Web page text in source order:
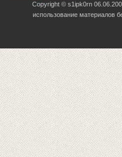
Copyright © s1ipk0rn
использование материалов